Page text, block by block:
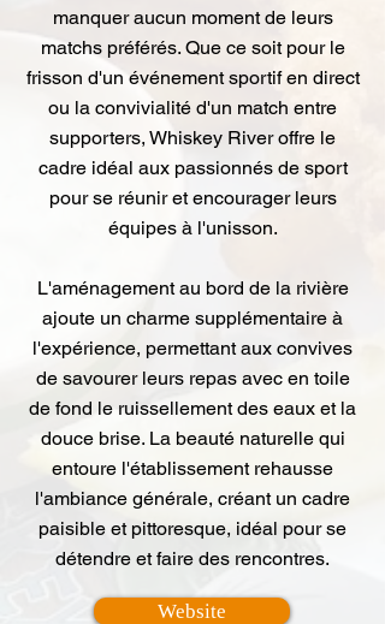
manquer aucun moment de leurs
matchs préférés. Que ce soit pour le
frisson d'un événement sportif en direct
ou la convivialité d'un match entre
supporters, Whiskey River offre le
cadre idéal aux passionnés de sport
pour se réunir et encourager leurs
équipes à l'unisson.
L'aménagement au bord de la rivière
ajoute un charme supplémentaire à
l'expérience, permettant aux convives
de savourer leurs repas avec en toile
de fond le ruissellement des eaux et la
douce brise. La beauté naturelle qui
entoure l'établissement rehausse
l'ambiance générale, créant un cadre
paisible et pittoresque, idéal pour se
détendre et faire des rencontres.
Website